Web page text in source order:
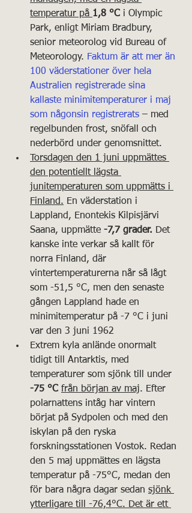
temperatur på 1,8 °C i Olympic
Park, enligt Miriam Bradbury,
senior meteorolog vid Bureau of
Meteorology. Faktum är att mer än
100 väderstationer över hela
Australien registrerade sina
kallaste minimitemperaturer i maj
som någonsin registrerats – med
regelbunden frost, snöfall och
nederbörd under genomsnittet.
Torsdagen den 1 juni uppmättes
den potentiellt lägsta
junitemperaturen som uppmätts i
Finland. En väderstation i
Lappland, Enontekis Kilpisjärvi
Saana, uppmätte -7,7 grader. Det
kanske inte verkar så kallt för
norra Finland, där
vintertemperaturerna når så lågt
som -51,5 °C, men den senaste
gången Lappland hade en
minimitemperatur på -7 °C i juni
var den 3 juni 1962
Extrem kyla anlände onormalt
tidigt till Antarktis, med
temperaturer som sjönk till under
-75 °C från början av maj. Efter
polarnattens intåg har vintern
börjat på Sydpolen och med den
iskylan på den ryska
forskningsstationen Vostok. Redan
den 5 maj uppmättes en lägsta
temperatur på -75°C, medan den
för bara några dagar sedan sjönk
ytterligare till -76,4°C. Det är ett